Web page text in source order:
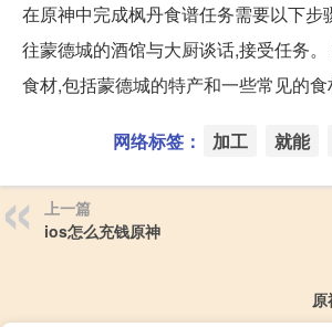
在原神中完成枫丹食谱任务需要以下步
往蒙德城的酒馆与大厨谈话,接受任务
食材,包括蒙德城的特产和一些常见的食
网络标签： 加工 就能
上一篇
ios怎么充钱原神